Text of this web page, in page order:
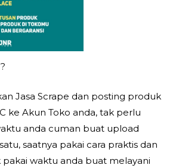
?
Jasa Scrape dan posting produk
ke Akun Toko anda, tak perlu
anda cuman buat upload
saatnya pakai cara praktis dan
waktu anda buat melayani